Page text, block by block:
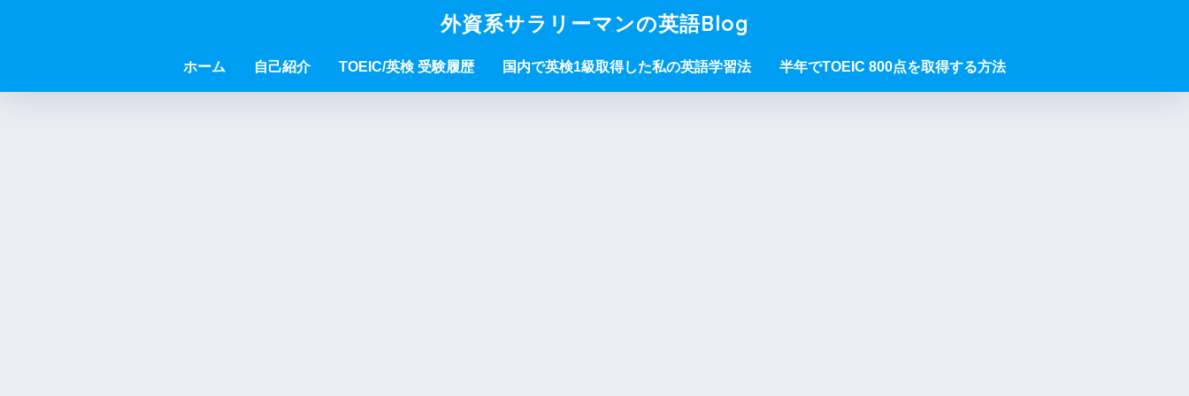
外資系サラリーマンの英語Blog
ホーム 自己紹介 TOEIC/英検 受験履歴 国内で英検1級取得した私の英語学習法 半年でTOEIC 800点を取得する方法